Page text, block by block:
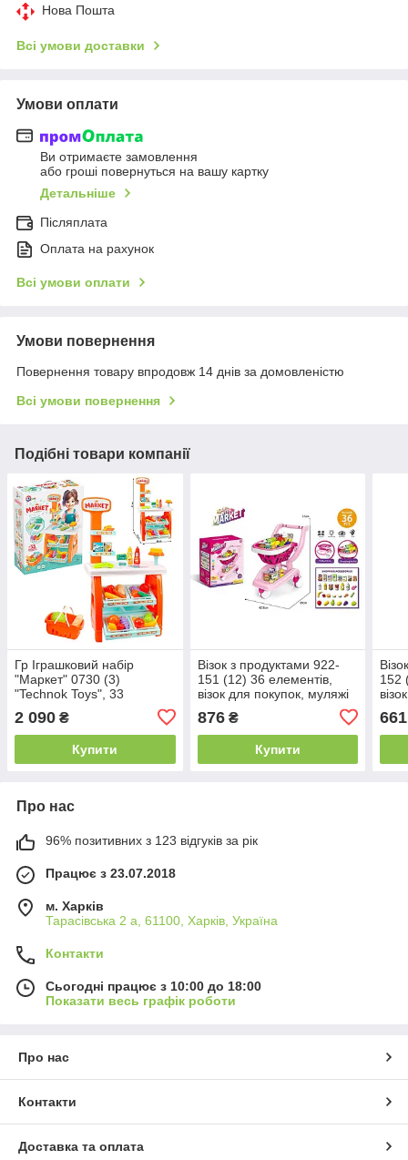
Нова Пошта
Всі умови доставки
Умови оплати
Ви отримаєте замовлення
або гроші повернуться на вашу картку
Детальніше
Післяплата
Оплата на рахунок
Всі умови оплати
Умови повернення
Повернення товару впродовж 14 днів за домовленістю
Всі умови повернення
Подібні товари компанії
Гр Іграшковий набір
"Маркет" 0730 (3)
"Technok Toys", 33
елементи, наліпки, гроші,
банківський термінал,
тортівниця, продукти, в
2 090 ₴
Купити
Візок з продуктами 922-
151 (12) 36 елементів,
візок для покупок, муляжі
876₴
Купити
152
661
Про нас
96% позитивних з 123 відгуків за рік
Працює з 23.07.2018
м. Харків
Тарасівська 2 а, 61100, Харків, Україна
Контакти
Сьогодні працює з 10:00 до 18:00
Показати весь графік роботи
Про нас
Контакти
Доставка та оплата